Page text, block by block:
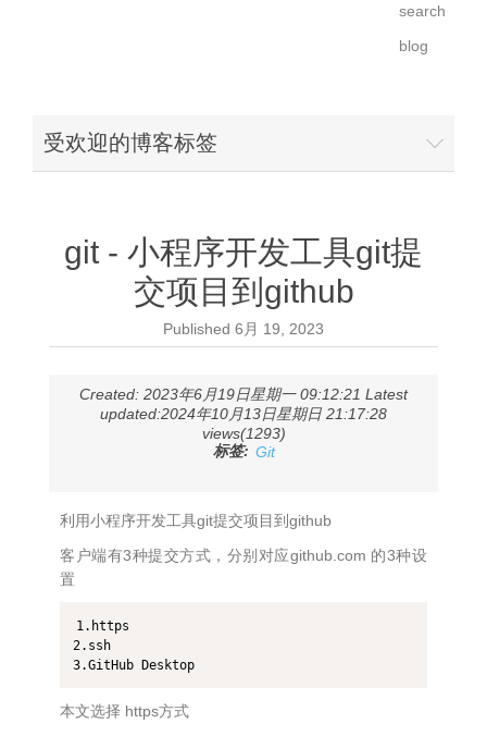
search
blog
受欢迎的博客标签
git - 小程序开发工具git提
交项目到github
Published 6月 19, 2023
Created: 2023年6月19日星期一 09:12:21 Latest
updated:2024年10月13日星期日 21:17:28
views(1293)
标签: Git
利用小程序开发工具git提交项目到github
客户端有3种提交方式，分别对应github.com 的3种设
置
1.https
2.ssh
3.GitHub Desktop
本文选择 https方式